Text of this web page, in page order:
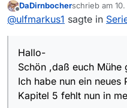
Ich habe nun ein
Kapitel 5 fehlt
<Beitrag durch
Ulfmarkus1
Offline
DaDirnbocherschrieb am
zuletzt editiert
@ulfmarkus1 sagte in
Hallo-
Schön ,daß euch Mühe
Ich habe nun ein neues
Kapitel 5 fehlt nun in